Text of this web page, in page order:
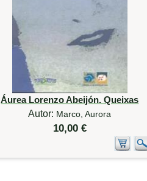
Áurea Lorenzo Abeijón. Queixas
Autor: Marco, Aurora
10,00 €